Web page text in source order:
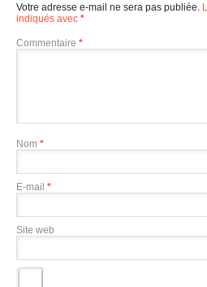
Votre adresse e-mail ne sera pas publiée.
indiqués avec *
Commentaire *
Nom *
E-mail *
Site web